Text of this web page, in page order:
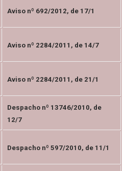
Aviso nº 692/2012, de 17/1
Aviso nº 2284/2011, de 14/7
Aviso nº 2284/2011, de 21/1
Despacho nº 13746/2010, de
12/7
Despacho nº 597/2010, de 11/1